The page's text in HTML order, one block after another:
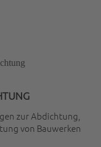
zur Abdichtung,
von Bauwerken